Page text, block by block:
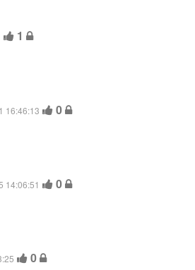
1
16:46:13 0
14:06:51 0
0